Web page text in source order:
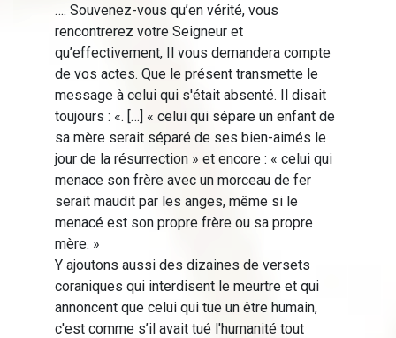
…. Souvenez-vous qu’en vérité, vous
rencontrerez votre Seigneur et
qu’effectivement, Il vous demandera compte
de vos actes. Que le présent transmette le
message à celui qui s'était absenté. Il disait
toujours : «. […] « celui qui sépare un enfant de
sa mère serait séparé de ses bien-aimés le
jour de la résurrection » et encore : « celui qui
menace son frère avec un morceau de fer
serait maudit par les anges, même si le
menacé est son propre frère ou sa propre
mère. »
Y ajoutons aussi des dizaines de versets
coraniques qui interdisent le meurtre et qui
annoncent que celui qui tue un être humain,
c'est comme s’il avait tué l'humanité tout